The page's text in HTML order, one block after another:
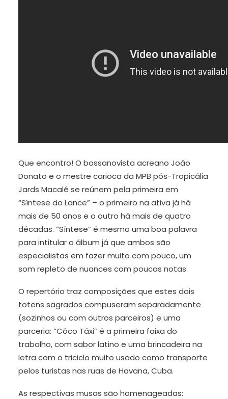
Que encontro! O bossanovista acreano João
Donato e o mestre carioca da MPB pós-Tropicália
Jards Macalé se reúnem pela primeira em
“Síntese do Lance” – o primeiro na ativa já há
mais de 50 anos e o outro há mais de quatro
décadas. “Síntese” é mesmo uma boa palavra
para intitular o álbum já que ambos são
especialistas em fazer muito com pouco, um
som repleto de nuances com poucas notas.
O repertório traz composições que estes dois
totens sagrados compuseram separadamente
(sozinhos ou com outros parceiros) e uma
parceria: “Côco Táxi” é a primeira faixa do
trabalho, com sabor latino e uma brincadeira na
letra com o triciclo muito usado como transporte
pelos turistas nas ruas de Havana, Cuba.
As respectivas musas são homenageadas: